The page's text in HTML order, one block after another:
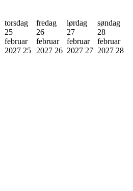
torsdag
25
februar
2027 25
fredag
26
februar
2027 26
lørdag
27
februar
2027 27
søndag
28
februar
2027 28